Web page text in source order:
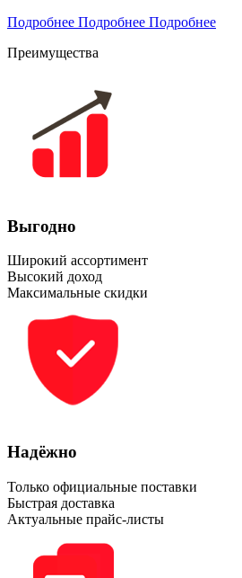
Подробнее Подробнее Подробнее
Преимущества
Выгодно
Широкий ассортимент
Высокий доход
Максимальные скидки
Надёжно
Только официальные поставки
Быстрая доставка
Актуальные прайс-листы